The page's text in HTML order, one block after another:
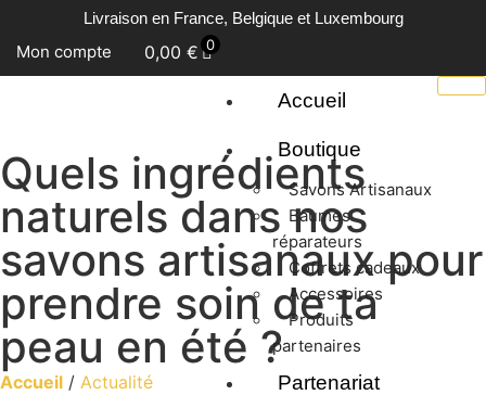
Livraison en France, Belgique et Luxembourg
Mon compte 0,00 € 0
Accueil
Boutique
Savons Artisanaux
Baumes
réparateurs
Coffrets cadeaux
Accessoires
Produits
partenaires
Partenariat
Quels ingrédients
naturels dans nos
savons artisanaux pour
prendre soin de ta
peau en été ?
Accueil / Actualité